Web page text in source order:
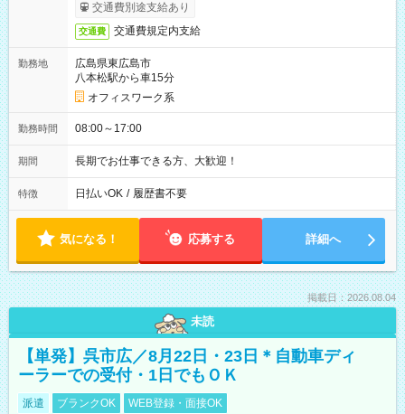
交通費別途支給あり
交通費 交通費規定内支給
勤務地
広島県東広島市
八本松駅から車15分
オフィスワーク系
勤務時間 08:00～17:00
期間 長期でお仕事できる方、大歓迎！
特徴 日払いOK / 履歴書不要
気になる！ 応募する 詳細へ
掲載日：2026.08.04
未読
【単発】呉市広／8月22日・23日＊自動車ディ
ーラーでの受付・1日でもＯＫ
派遣 ブランクOK WEB登録・面接OK